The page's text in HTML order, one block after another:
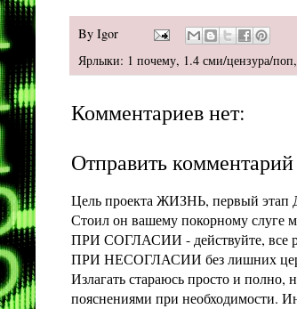
By Igor
Ярлыки: 1 почему, 1.4 сми/цензура/поп,
Комментариев нет:
Отправить комментарий
Цель проекта ЖИЗНЬ, первый этап
Стоил он вашему покорному слуге
ПРИ СОГЛАСИИ - действуйте, все
ПРИ НЕСОГЛАСИИ без лишних
Излагать стараюсь просто и
пояснениями при необходимости.